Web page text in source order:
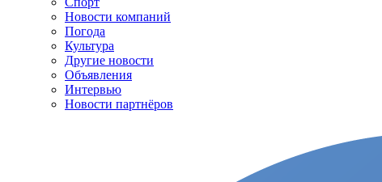
Новости компаний
Погода
Культура
Другие новости
Объявления
Интервью
Новости партнёров